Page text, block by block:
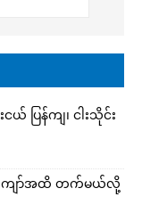
ပြန်ကျ၊ ငါးသိုင်း
ကျော်အထိ တက်မယ်လို့